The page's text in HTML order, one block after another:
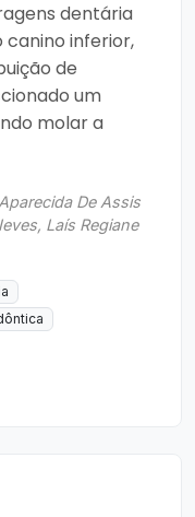
dentária
inferior,
de
um
molar a
De Assis
Laís Regiane